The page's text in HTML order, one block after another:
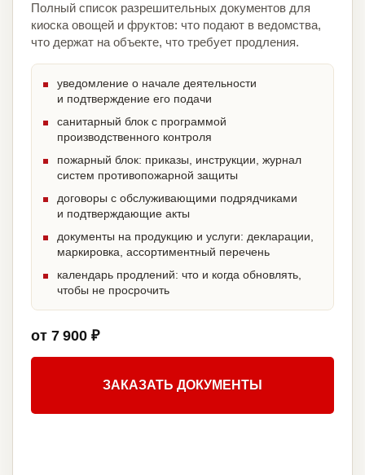
Полный список разрешительных документов для
киоска овощей и фруктов: что подают в ведомства,
что держат на объекте, что требует продления.
уведомление о начале деятельности
и подтверждение его подачи
санитарный блок с программой
производственного контроля
пожарный блок: приказы, инструкции, журнал
систем противопожарной защиты
договоры с обслуживающими подрядчиками
и подтверждающие акты
документы на продукцию и услуги: декларации,
маркировка, ассортиментный перечень
календарь продлений: что и когда обновлять,
чтобы не просрочить
от 7 900 ₽
ЗАКАЗАТЬ ДОКУМЕНТЫ